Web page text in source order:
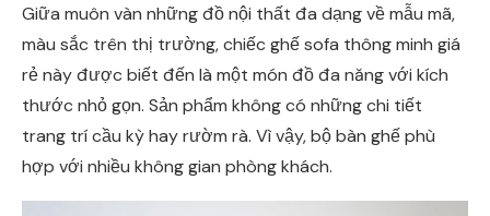
Giữa muôn vàn những đồ nội thất đa dạng về mẫu mã,
màu sắc trên thị trường, chiếc ghế sofa thông minh giá
rẻ này được biết đến là một món đồ đa năng với kích
thước nhỏ gọn. Sản phẩm không có những chi tiết
trang trí cầu kỳ hay rườm rà. Vì vậy, bộ bàn ghế phù
hợp với nhiều không gian phòng khách.